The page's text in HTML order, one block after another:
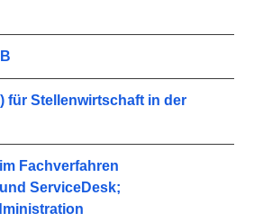
für Stellenwirtschaft in der
Fachverfahren
ServiceDesk;